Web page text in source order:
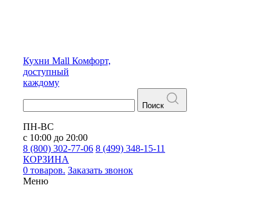
Кухни Mall Комфорт,
доступный
каждому
Поиск
ПН-ВС
с 10:00 до 20:00
8 (800) 302-77-06 8 (499) 348-15-11
КОРЗИНА
0 товаров. Заказать звонок
Меню